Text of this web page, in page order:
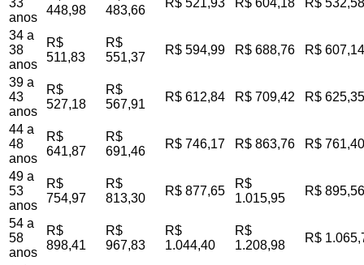
33
anos
448,98
483,66
R$ 521,93 R$ 604,18 R$ 532,58
34 a
38
anos
R$
511,83
R$
551,37
R$ 594,99 R$ 688,76 R$ 607,14
39 a
43
anos
R$
527,18
R$
567,91
R$ 612,84 R$ 709,42 R$ 625,35
44 a
48
anos
R$
641,87
R$
691,46
R$ 746,17 R$ 863,76 R$ 761,40
49 a
53
anos
R$
754,97
R$
813,30
R$ 877,65
R$
1.015,95
R$ 895,56
54 a
58
anos
R$
898,41
R$
967,83
R$
1.044,40
R$
1.208,98
R$